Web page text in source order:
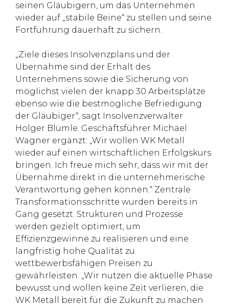
seinen Gläubigern, um das Unternehmen
wieder auf „stabile Beine“ zu stellen und seine
Fortführung dauerhaft zu sichern.
„Ziele dieses Insolvenzplans und der
Übernahme sind der Erhalt des
Unternehmens sowie die Sicherung von
möglichst vielen der knapp 30 Arbeitsplätze
ebenso wie die bestmögliche Befriedigung
der Gläubiger“, sagt Insolvenzverwalter
Holger Blümle. Geschäftsführer Michael
Wagner ergänzt: „Wir wollen WK Metall
wieder auf einen wirtschaftlichen Erfolgskurs
bringen. Ich freue mich sehr, dass wir mit der
Übernahme direkt in die unternehmerische
Verantwortung gehen können.“ Zentrale
Transformationsschritte wurden bereits in
Gang gesetzt. Strukturen und Prozesse
werden gezielt optimiert, um
Effizienzgewinne zu realisieren und eine
langfristig hohe Qualität zu
wettbewerbsfähigen Preisen zu
gewährleisten. „Wir nutzen die aktuelle Phase
bewusst und wollen keine Zeit verlieren, die
WK Metall bereit für die Zukunft zu machen